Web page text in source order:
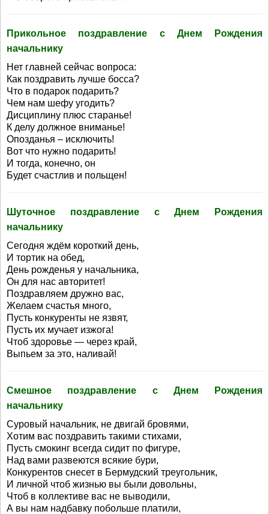
Прикольное поздравление с Днем Рождения
начальнику
Нет главней сейчас вопроса:
Как поздравить лучше босса?
Что в подарок подарить?
Чем нам шефу угодить?
Дисциплину плюс старанье!
К делу должное вниманье!
Опозданья – исключить!
Вот что нужно подарить!
И тогда, конечно, он
Будет счастлив и польщен!
Шуточное поздравление с Днем Рождения
начальнику
Сегодня ждём короткий день,
И тортик на обед,
День рожденья у начальника,
Он для нас авторитет!
Поздравляем дружно вас,
Желаем счастья много,
Пусть конкуренты не язвят,
Пусть их мучает изжога!
Чтоб здоровье — через край,
Выпьем за это, наливай!
Смешное поздравление с Днем Рождения
начальнику
Суровый начальник, не двигай бровями,
Хотим вас поздравить такими стихами,
Пусть смокинг всегда сидит по фигуре,
Над вами развеются всякие бури,
Конкурентов снесет в Бермудский треугольник,
И личной чтоб жизнью вы были довольны,
Чтоб в коллективе вас не выводили,
А вы нам надбавку побольше платили,